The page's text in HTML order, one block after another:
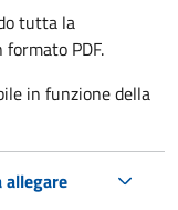
tutta la
PDF.
in funzione della
allegare